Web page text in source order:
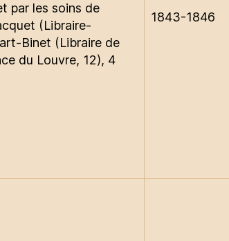
par les soins de
(Libraire-
Binet (Libraire de
du Louvre, 12), 4
1843-1846